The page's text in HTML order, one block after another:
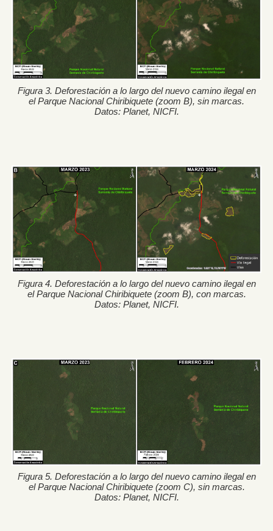
Figura 3. Deforestación a lo largo del nuevo camino ilegal en
el Parque Nacional Chiribiquete (zoom B), sin marcas.
Datos: Planet, NICFI.
Figura 4. Deforestación a lo largo del nuevo camino ilegal en
el Parque Nacional Chiribiquete (zoom B), con marcas.
Datos: Planet, NICFI.
Figura 5. Deforestación a lo largo del nuevo camino ilegal en
el Parque Nacional Chiribiquete (zoom C), sin marcas.
Datos: Planet, NICFI.